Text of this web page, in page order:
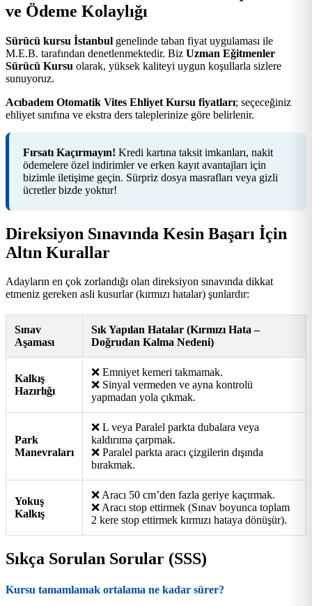
ve Ödeme Kolaylığı
Sürücü kursu İstanbul genelinde taban fiyat uygulaması ile
M.E.B. tarafından denetlenmektedir. Biz Uzman Eğitmenler
Sürücü Kursu olarak, yüksek kaliteyi uygun koşullarla sizlere
sunuyoruz.
Acıbadem Otomatik Vites Ehliyet Kursu fiyatları; seçeceğiniz
ehliyet sınıfına ve ekstra ders taleplerinize göre belirlenir.
Fırsatı Kaçırmayın! Kredi kartına taksit imkanları, nakit
ödemelere özel indirimler ve erken kayıt avantajları için
bizimle iletişime geçin. Sürpriz dosya masrafları veya gizli
ücretler bizde yoktur!
Direksiyon Sınavında Kesin Başarı İçin
Altın Kurallar
Adayların en çok zorlandığı olan direksiyon sınavında dikkat
etmeniz gereken asli kusurlar (kırmızı hatalar) şunlardır:
Sınav
Aşaması
Sık Yapılan Hatalar (Kırmızı Hata –
Doğrudan Kalma Nedeni)
Kalkış
Hazırlığı
❌ Emniyet kemeri takmamak.
❌ Sinyal vermeden ve ayna kontrolü
yapmadan yola çıkmak.
Park
Manevraları
❌ L veya Paralel parkta dubalara veya
kaldırıma çarpmak.
❌ Paralel parkta aracı çizgilerin dışında
bırakmak.
Yokuş
Kalkış
❌ Aracı 50 cm’den fazla geriye kaçırmak.
❌ Aracı stop ettirmek (Sınav boyunca toplam
2 kere stop ettirmek kırmızı hataya dönüşür).
Sıkça Sorulan Sorular (SSS)
Kursu tamamlamak ortalama ne kadar sürer?